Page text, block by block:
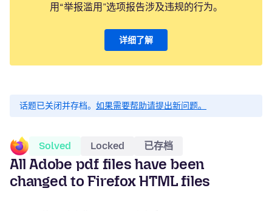
用“举报滥用”选项报告涉及违规的行为。
详细了解
话题已关闭并存档。 如果需要帮助请提出新问题。
Solved Locked 已存档
All Adobe pdf files have been
changed to Firefox HTML files